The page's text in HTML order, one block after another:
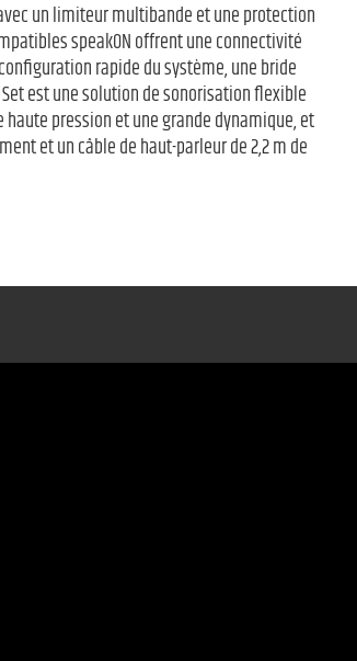
un limiteur multibande et une protection
speakON offrent une connectivité
rapide du système, une bride
est une solution de sonorisation flexible
pression et une grande dynamique, et
et un câble de haut-parleur de 2,2 m de